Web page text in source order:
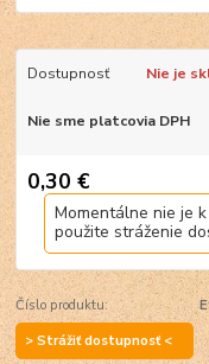
Dostupnosť Nie je
Nie sme platcovia DPH
0,30 €
Momentálne nie je
použite stráženie
Číslo produktu:
> Strážiť dostupnosť <